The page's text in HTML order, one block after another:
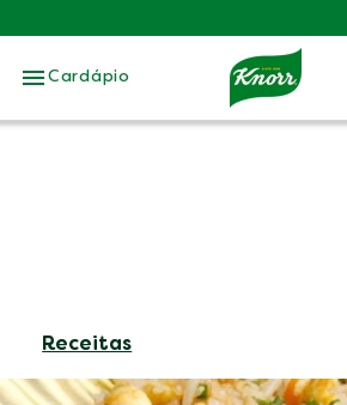
Skip to:
Cardápio
Receitas